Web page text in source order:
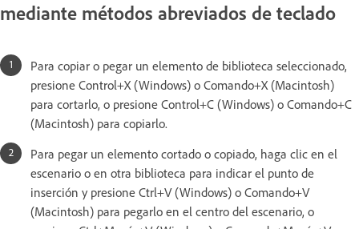
mediante métodos abreviados de teclado
Para copiar o pegar un elemento de biblioteca seleccionado,
presione Control+X (Windows) o Comando+X (Macintosh)
para cortarlo, o presione Control+C (Windows) o Comando+C
(Macintosh) para copiarlo.
Para pegar un elemento cortado o copiado, haga clic en el
escenario o en otra biblioteca para indicar el punto de
inserción y presione Ctrl+V (Windows) o Comando+V
(Macintosh) para pegarlo en el centro del escenario, o